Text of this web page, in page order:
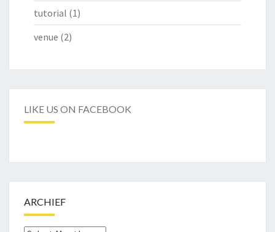
tutorial (1)
venue (2)
LIKE US ON FACEBOOK
ARCHIEF